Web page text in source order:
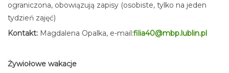
ograniczona, obowiązują zapisy (osobiste, tylko na jeden
tydzień zajęć)
Kontakt: Magdalena Opalka, e-mail:filia40@mbp.lublin.pl
Żywiołowe wakacje